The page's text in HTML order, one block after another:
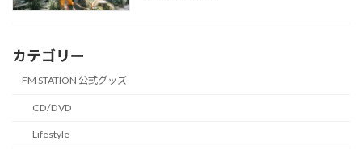
カテゴリー
FM STATION 公式グッズ
CD/DVD
Lifestyle